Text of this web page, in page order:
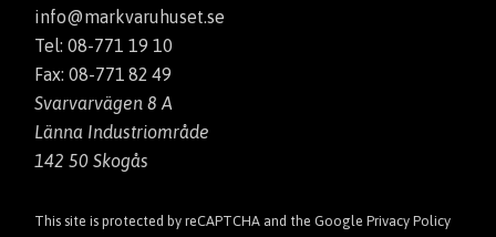
info@markvaruhuset.se
Tel: 08-771 19 10
Fax: 08-771 82 49
Svarvarvägen 8 A
Länna Industriområde
142 50 Skogås
This site is protected by reCAPTCHA and the Google Privacy Policy